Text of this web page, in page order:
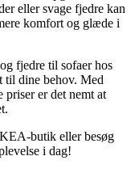
eller svage fjedre kan
komfort og glæde i
fjedre til sofaer hos
til dine behov. Med
er det nemt at
butik eller besøg
i dag!